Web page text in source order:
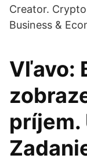
Creator.
Business &
Vľavo:
príjem.